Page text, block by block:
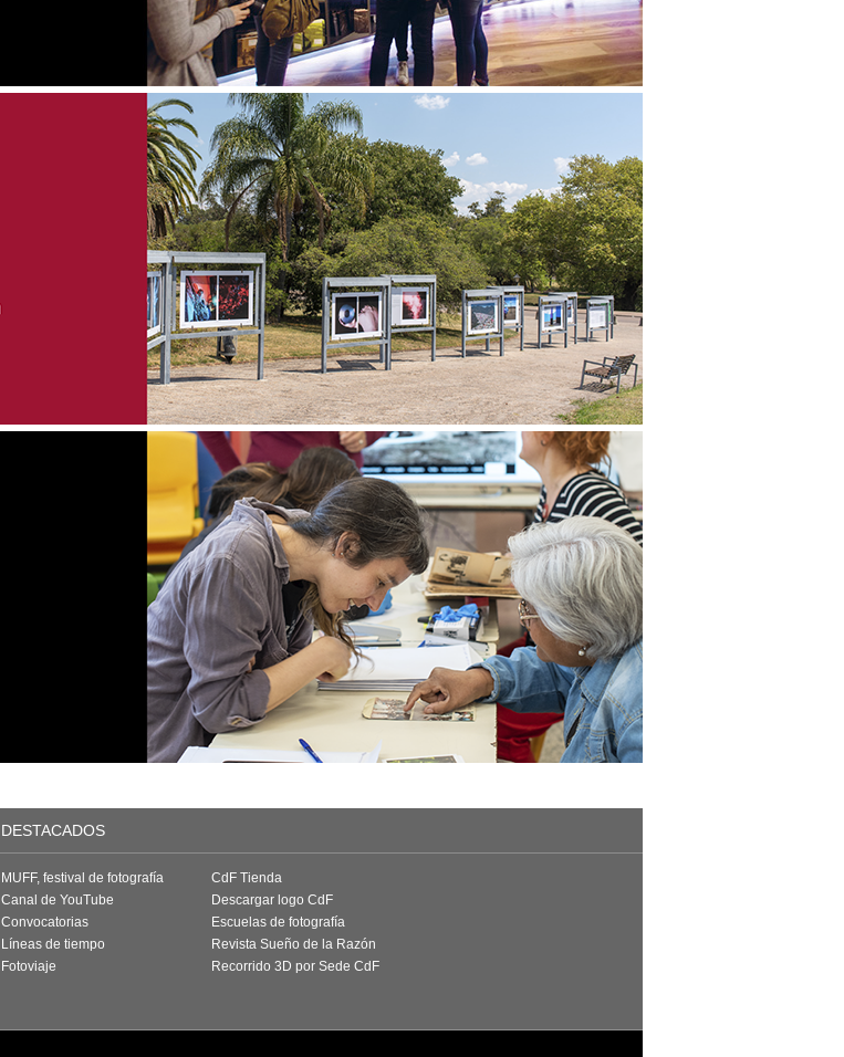
DESTACADOS
MUFF, festival de fotografía
Canal de YouTube
Convocatorias
Líneas de tiempo
Fotoviaje
CdF Tienda
Descargar logo CdF
Escuelas de fotografía
Revista Sueño de la Razón
Recorrido 3D por Sede CdF